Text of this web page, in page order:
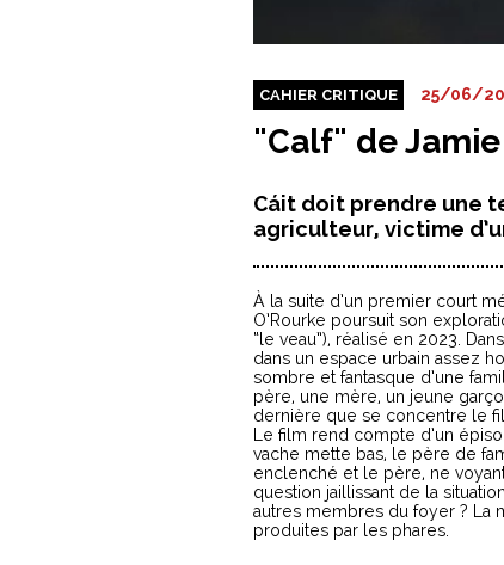
CAHIER CRITIQUE 25/06/
"Calf" de Jamie
Cáit doit prendre une
agriculteur, victime
À la suite d’un premier court
O’Rourke poursuit son
“le veau”), réalisé en 2023.
dans un espace urbain assez
sombre et fantasque d’une
père, une mère, un jeune
dernière que se concentre le
Le film rend compte d’un
vache mette bas, le père de
enclenché et le père, ne
question jaillissant de la
autres membres du foyer ? La
produites par les phares.